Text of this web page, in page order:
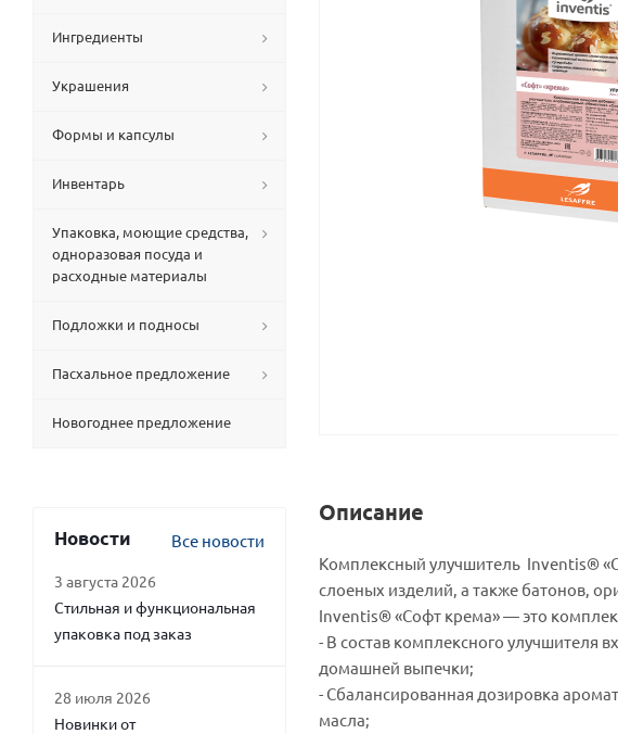
Описание
Комплексный улучшитель Inventis®
слоеных изделий, а также батонов,
Inventis® «Софт крема» — это
- В состав комплексного улучшителя
домашней выпечки;
- Сбалансированная дозировка
масла;
Ингредиенты
Украшения
Формы и капсулы
Инвентарь
Упаковка, моющие средства,
одноразовая посуда и
расходные материалы
Подложки и подносы
Пасхальное предложение
Новогоднее предложение
Новости Все новости
3 августа 2026
Стильная и функциональная
упаковка под заказ
28 июля 2026
Новинки от